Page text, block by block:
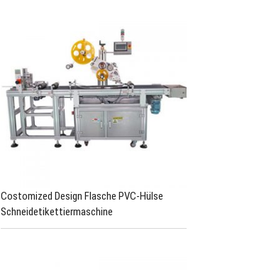
Costomized Design Flasche PVC-Hülse
Schneidetikettiermaschine